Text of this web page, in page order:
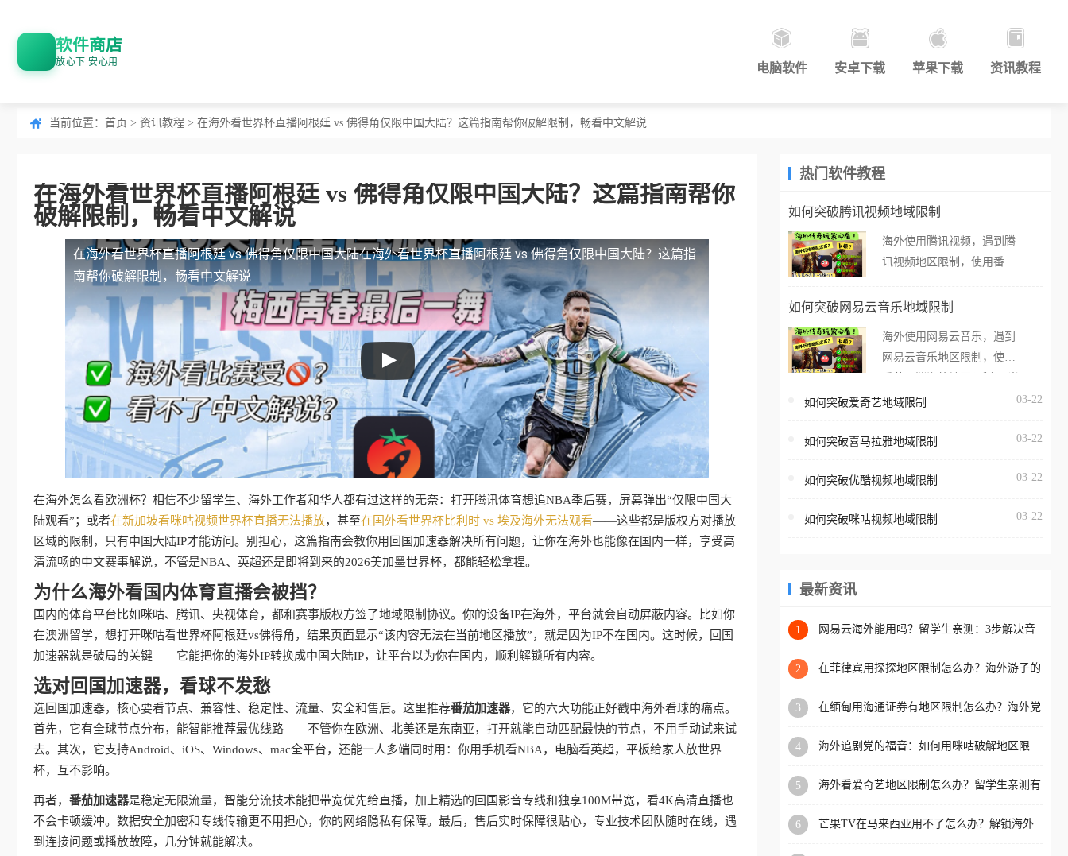
软件商店
放心下 安心用 电脑软件 安卓下载 苹果下载 资讯教程
当前位置： 首页 > 资讯教程 > 在海外看世界杯直播阿根廷 vs 佛得角仅限中国大陆？这篇指南帮你破解限制，畅看中文解说
在海外看世界杯直播阿根廷 vs 佛得角仅限中国大陆？这篇指南帮你
破解限制，畅看中文解说
在海外看世界杯直播阿根廷 vs 佛得角仅限中国大陆在海外看世界杯直播阿根廷 vs 佛得角仅限中国大陆？这篇指
南帮你破解限制，畅看中文解说
在海外怎么看欧洲杯？相信不少留学生、海外工作者和华人都有过这样的无奈：打开腾讯体育想追NBA季后赛，屏幕弹出“仅限中国大
陆观看”；或者在新加坡看咪咕视频世界杯直播无法播放，甚至在国外看世界杯比利时 vs 埃及海外无法观看——这些都是版权方对播放
区域的限制，只有中国大陆IP才能访问。别担心，这篇指南会教你用回国加速器解决所有问题，让你在海外也能像在国内一样，享受高
清流畅的中文赛事解说，不管是NBA、英超还是即将到来的2026美加墨世界杯，都能轻松拿捏。
为什么海外看国内体育直播会被挡？
国内的体育平台比如咪咕、腾讯、央视体育，都和赛事版权方签了地域限制协议。你的设备IP在海外，平台就会自动屏蔽内容。比如你
在澳洲留学，想打开咪咕看世界杯阿根廷vs佛得角，结果页面显示“该内容无法在当前地区播放”，就是因为IP不在国内。这时候，回国
加速器就是破局的关键——它能把你的海外IP转换成中国大陆IP，让平台以为你在国内，顺利解锁所有内容。
选对回国加速器，看球不发愁
选回国加速器，核心要看节点、兼容性、稳定性、流量、安全和售后。这里推荐番茄加速器，它的六大功能正好戳中海外看球的痛点。
首先，它有全球节点分布，能智能推荐最优线路——不管你在欧洲、北美还是东南亚，打开就能自动匹配最快的节点，不用手动试来试
去。其次，它支持Android、iOS、Windows、mac全平台，还能一人多端同时用：你用手机看NBA，电脑看英超，平板给家人放世界
杯，互不影响。
再者， 番茄加速器是稳定无限流量，智能分流技术能把带宽优先给直播，加上精选的回国影音专线和独享100M带宽，看4K高清直播也
不会卡顿缓冲。数据安全加密和专线传输更不用担心，你的网络隐私有保障。最后，售后实时保障很贴心，专业技术团队随时在线，遇
到连接问题或播放故障，几分钟就能解决。
热门软件教程
如何突破腾讯视频地域限制
海外使用腾讯视频，遇到腾
讯视频地区限制，使用番茄
外打开腾讯视频，却突然弹
地区无法播放”的提示语。
海外用户如香港、澳门、台
亚、欧洲等国家和地区时，
台一样，出现地区及版权限
地区播放。 遇到这个问题的
区工作、留学、定居等，都
权限制所困扰。
如何突破网易云音乐地域限制
海外使用网易云音乐，遇到
网易云音乐地区限制，使用
在海外打开网易云音乐，却
所在的地区无法播放”的提示
门、台湾、美国、加拿大、
区时，网易云音乐也会像其
回国加速器，即可解决「海
版权限制」的问题，无论人
国、加拿大、澳大利亚、欧
学、定居等，都可以使用，
扰。
如何突破爱奇艺地域限制 03-22
如何突破喜马拉雅地域限制 03-22
如何突破优酷视频地域限制 03-22
如何突破咪咕视频地域限制 03-22
最新资讯
1
网易云海外能用吗？留学生亲测：3步解决音
2
在菲律宾用探探地区限制怎么办？海外游子的
3
在缅甸用海通证券有地区限制怎么办？海外党
4
海外追剧党的福音：如何用咪咕破解地区限
5
海外看爱奇艺地区限制怎么办？留学生亲测有
6
芒果TV在马来西亚用不了怎么办？解锁海外